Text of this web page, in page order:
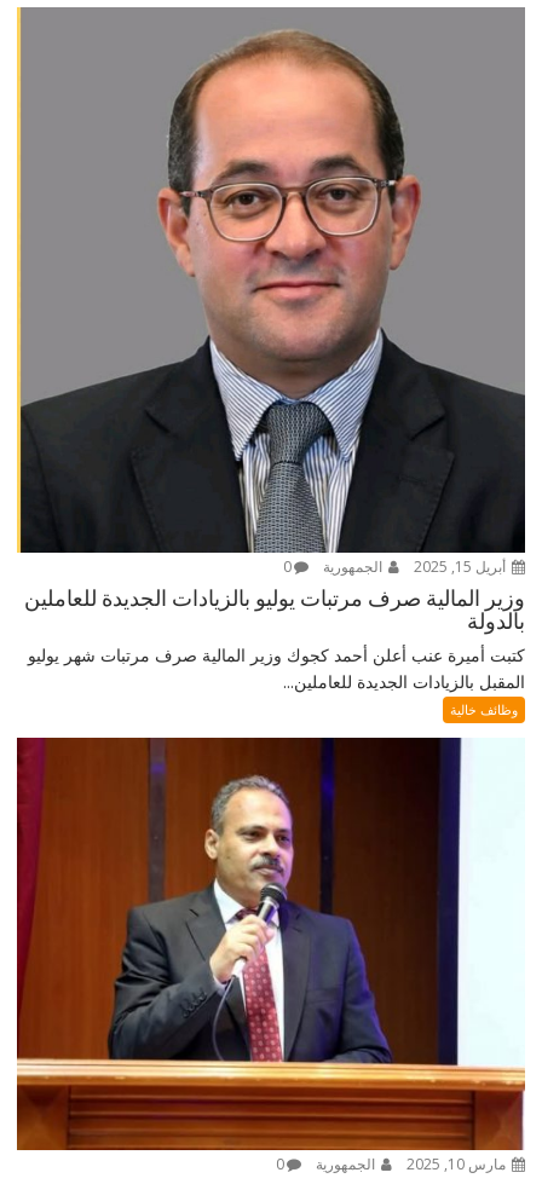
أبريل 15, 2025 الجمهورية 0
وزير المالية صرف مرتبات يوليو بالزيادات الجديدة للعاملين
بالدولة
كتبت أميرة عنب أعلن أحمد كجوك وزير المالية صرف مرتبات شهر يوليو
المقبل بالزيادات الجديدة للعاملين...
وظائف خالية
مارس 10, 2025 الجمهورية 0